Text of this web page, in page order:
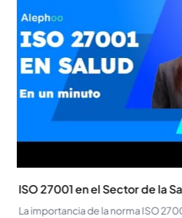
ISO 27001 en el Sector de la
La importancia de la norma ISO